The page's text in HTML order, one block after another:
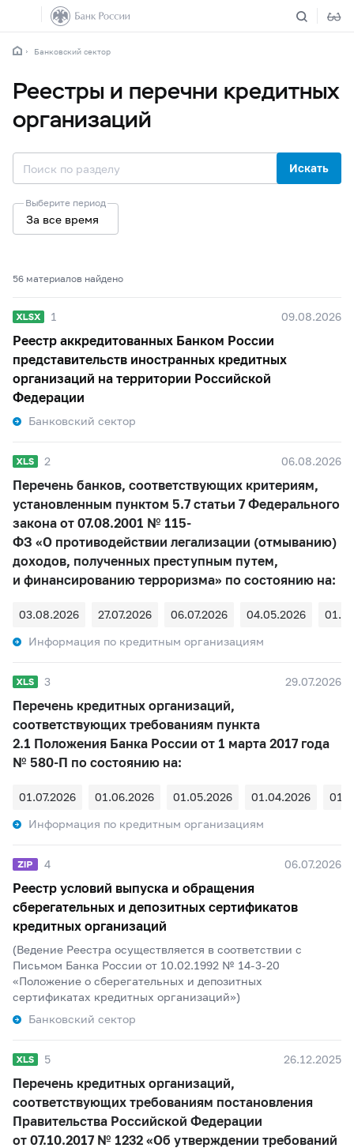
Банковский сектор
Реестры и перечни кредитных
организаций
Искать
Выберите период
За все время
56 материалов найдено
1 09.08.2026
Реестр аккредитованных Банком России
представительств иностранных кредитных
организаций на территории Российской
Федерации
Банковский сектор
2 06.08.2026
Перечень банков, соответствующих критериям,
установленным пунктом 5.7 статьи 7 Федерального
закона от 07.08.2001 № 115-
ФЗ «О противодействии легализации (отмыванию)
доходов, полученных преступным путем,
и финансированию терроризма» по состоянию на:
03.08.2026 27.07.2026 06.07.2026 04.05.2026
Информация по кредитным организациям
3 29.07.2026
Перечень кредитных организаций,
соответствующих требованиям пункта
2.1 Положения Банка России от 1 марта 2017 года
№ 580-П по состоянию на:
01.07.2026 01.06.2026 01.05.2026 01.04.2026
Информация по кредитным организациям
4 06.07.2026
Реестр условий выпуска и обращения
сберегательных и депозитных сертификатов
кредитных организаций
(Ведение Реестра осуществляется в соответствии с
Письмом Банка России от 10.02.1992 № 14-3-20
«Положение о сберегательных и депозитных
сертификатах кредитных организаций»)
Банковский сектор
5 26.12.2025
Перечень кредитных организаций,
соответствующих требованиям постановления
Правительства Российской Федерации
от 07.10.2017 № 1232 «Об утверждении требований